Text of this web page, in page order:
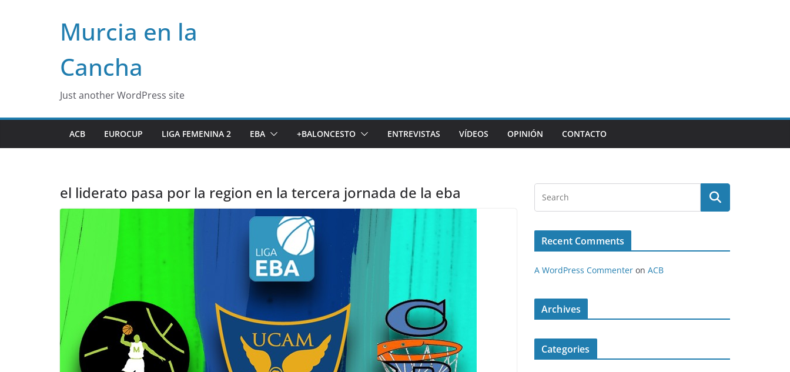
Murcia en la
Cancha
Just another WordPress site
ACB EUROCUP LIGA FEMENINA 2 EBA +BALONCESTO ENTREVISTAS VÍDEOS OPINIÓN CONTACTO
el liderato pasa por la region en la tercera jornada de la eba
Recent Comments
A WordPress Commenter on ACB
Archives
Categories